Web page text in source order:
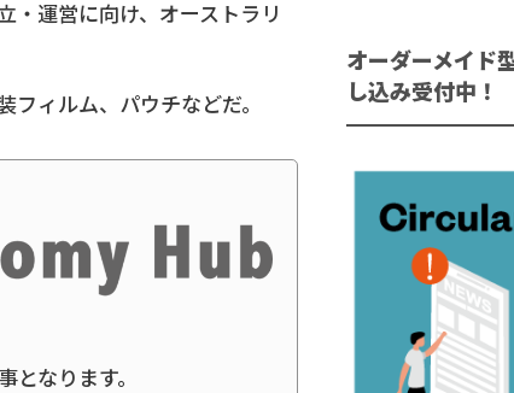
・運営に向け、オーストラリ
ィルム、パウチなどだ。
なります。
オーダーメイド
し込み受付中！